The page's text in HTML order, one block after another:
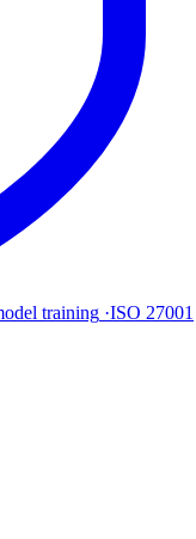
training ·ISO 27001